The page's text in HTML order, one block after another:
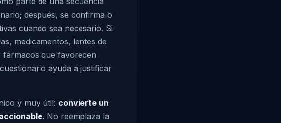
después, se confirma o
cuando sea necesario. Si
medicamentos, lentes de
fármacos que favorecen
ayuda a justificar
y muy útil: convierte un
. No reemplaza la